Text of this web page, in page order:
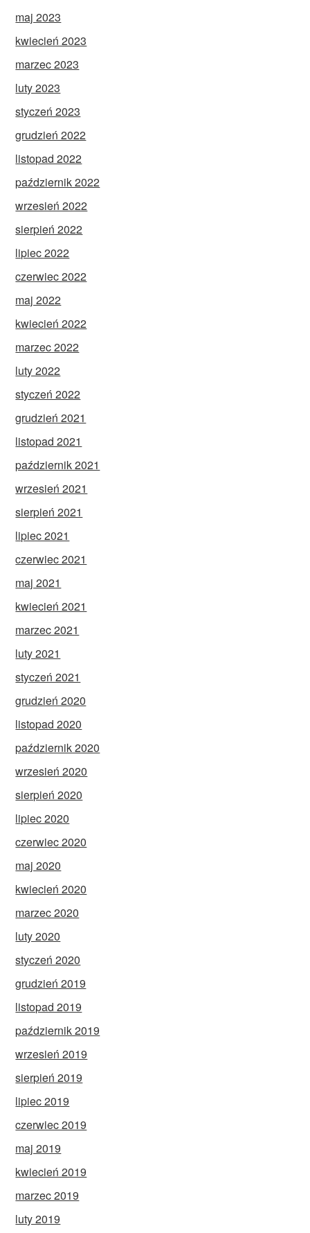
maj 2023
kwiecień 2023
marzec 2023
luty 2023
styczeń 2023
grudzień 2022
listopad 2022
październik 2022
wrzesień 2022
sierpień 2022
lipiec 2022
czerwiec 2022
maj 2022
kwiecień 2022
marzec 2022
luty 2022
styczeń 2022
grudzień 2021
listopad 2021
październik 2021
wrzesień 2021
sierpień 2021
lipiec 2021
czerwiec 2021
maj 2021
kwiecień 2021
marzec 2021
luty 2021
styczeń 2021
grudzień 2020
listopad 2020
październik 2020
wrzesień 2020
sierpień 2020
lipiec 2020
czerwiec 2020
maj 2020
kwiecień 2020
marzec 2020
luty 2020
styczeń 2020
grudzień 2019
listopad 2019
październik 2019
wrzesień 2019
sierpień 2019
lipiec 2019
czerwiec 2019
maj 2019
kwiecień 2019
marzec 2019
luty 2019